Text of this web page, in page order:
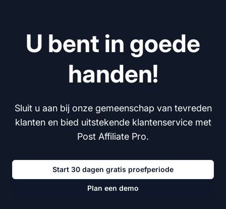
U bent in goede
handen!
Sluit u aan bij onze gemeenschap van tevreden
klanten en bied uitstekende klantenservice met
Post Affiliate Pro.
Start 30 dagen gratis proefperiode
Plan een demo